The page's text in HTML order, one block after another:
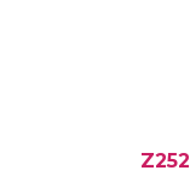
Z252